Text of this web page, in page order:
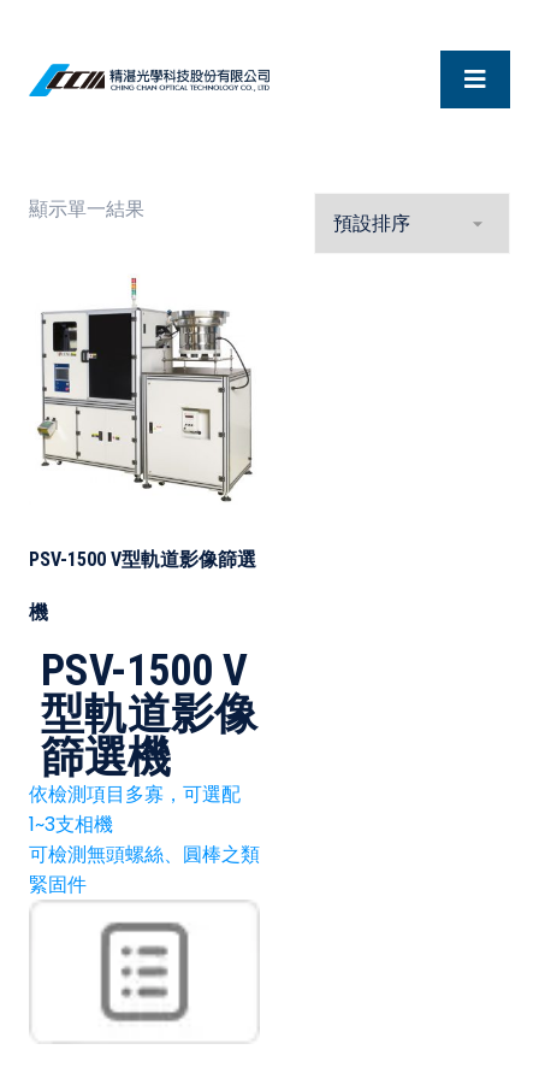
顯示單一結果
PSV-1500 V型軌道影像篩選
機
PSV-1500 V
型軌道影像
篩選機
依檢測項目多寡，可選配
1~3支相機
可檢測無頭螺絲、圓棒之類
緊固件